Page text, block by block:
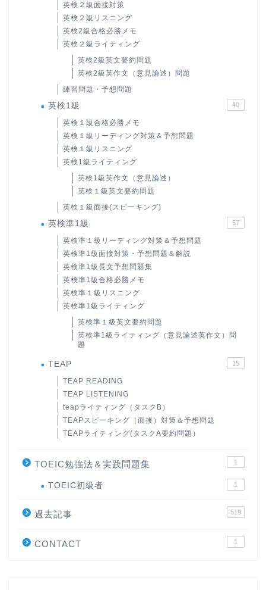
英検２級面接対策
英検２級リスニング
英検2級合格必勝メモ
英検２級ライティング
英検2級英文要約問題
英検2級英作文（意見論述）問題
練習問題・予想問題
英検1級 40
英検１級合格必勝メモ
英検１級リーディング対策＆予想問題
英検１級リスニング
英検1級ライティング
英検1級英作文（意見論述）
英検１級英文要約問題
英検１級面接(スピーキング)
英検準1級 57
英検準１級リーディング対策＆予想問題
英検準1級面接対策・予想問題＆解説
英検準1級長文予想問題集
英検準1級合格必勝メモ
英検準１級リスニング
英検準1級ライティング
英検準１級英文要約問題
英検準1級ライティング（意見論述英作文）問
題
TEAP 15
TEAP READING
TEAP LISTENING
teapライティング（タスクB）
TEAPスピーキング（面接）対策＆予想問題
TEAPライティング(タスクA要約問題）
TOEIC勉強法＆実践問題集 1
TOEIC初級者 1
過去記事 519
CONTACT 1